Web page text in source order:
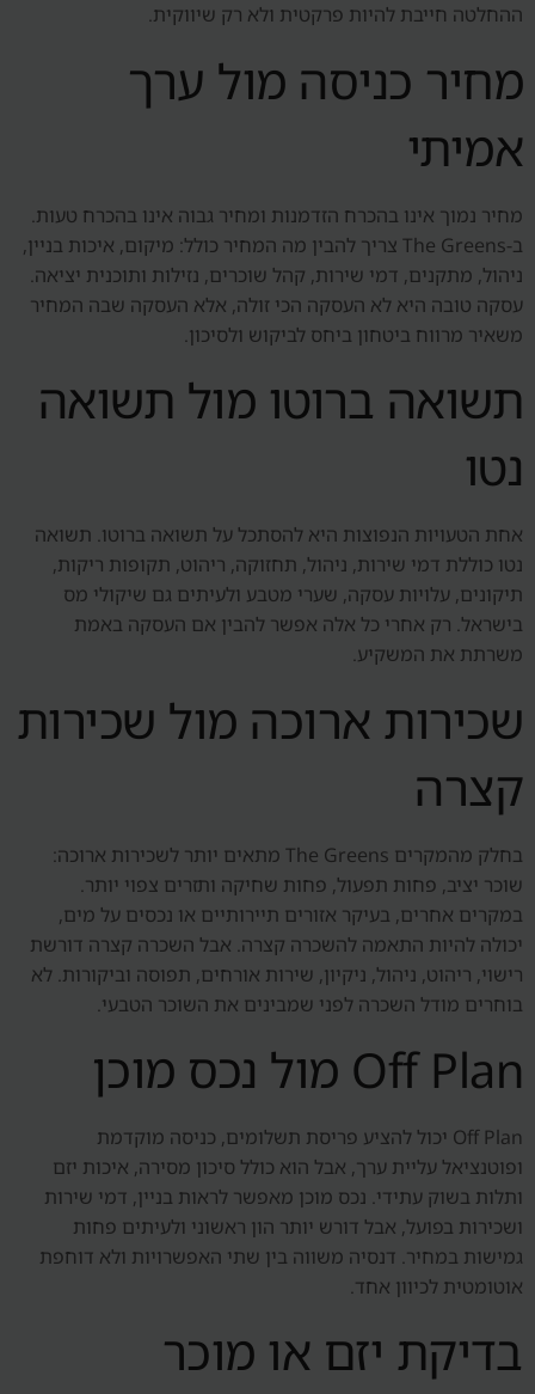
ההחלטה חייבת להיות פרקטית ולא רק שיווקית.
מחיר כניסה מול ערך
אמיתי
מחיר נמוך אינו בהכרח הזדמנות ומחיר גבוה אינו בהכרח טעות.
ב-The Greens צריך להבין מה המחיר כולל: מיקום, איכות בניין,
ניהול, מתקנים, דמי שירות, קהל שוכרים, נזילות ותוכנית יציאה.
עסקה טובה היא לא העסקה הכי זולה, אלא העסקה שבה המחיר
משאיר מרווח ביטחון ביחס לביקוש ולסיכון.
תשואה ברוטו מול תשואה
נטו
אחת הטעויות הנפוצות היא להסתכל על תשואה ברוטו. תשואה
נטו כוללת דמי שירות, ניהול, תחזוקה, ריהוט, תקופות ריקות,
תיקונים, עלויות עסקה, שערי מטבע ולעיתים גם שיקולי מס
בישראל. רק אחרי כל אלה אפשר להבין אם העסקה באמת
משרתת את המשקיע.
שכירות ארוכה מול שכירות
קצרה
בחלק מהמקרים The Greens מתאים יותר לשכירות ארוכה:
שוכר יציב, פחות תפעול, פחות שחיקה ותזרים צפוי יותר.
במקרים אחרים, בעיקר אזורים תיירותיים או נכסים על מים,
יכולה להיות התאמה להשכרה קצרה. אבל השכרה קצרה דורשת
רישוי, ריהוט, ניהול, ניקיון, שירות אורחים, תפוסה וביקורות. לא
בוחרים מודל השכרה לפני שמבינים את השוכר הטבעי.
Off Plan מול נכס מוכן
Off Plan יכול להציע פריסת תשלומים, כניסה מוקדמת
ופוטנציאל עליית ערך, אבל הוא כולל סיכון מסירה, איכות יזם
ותלות בשוק עתידי. נכס מוכן מאפשר לראות בניין, דמי שירות
ושכירות בפועל, אבל דורש יותר הון ראשוני ולעיתים פחות
גמישות במחיר. דנסיה משווה בין שתי האפשרויות ולא דוחפת
אוטומטית לכיוון אחד.
בדיקת יזם או מוכר